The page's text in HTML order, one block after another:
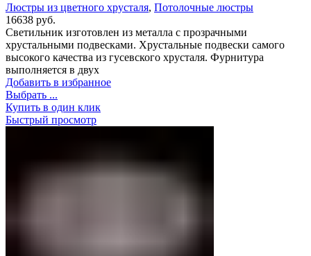
Люстры из цветного хрусталя, Потолочные люстры
16638 руб.
Светильник изготовлен из металла с прозрачными
хрустальными подвесками. Хрустальные подвески самого
высокого качества из гусевского хрусталя. Фурнитура
выполняется в двух
Добавить в избранное
Выбрать ...
Купить в один клик
Быстрый просмотр